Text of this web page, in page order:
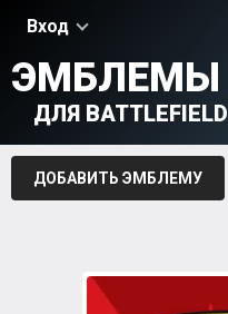
Вход
ЭМБЛЕМЫ
ДЛЯ BATTLEFIELD
ДОБАВИТЬ ЭМБЛЕМУ